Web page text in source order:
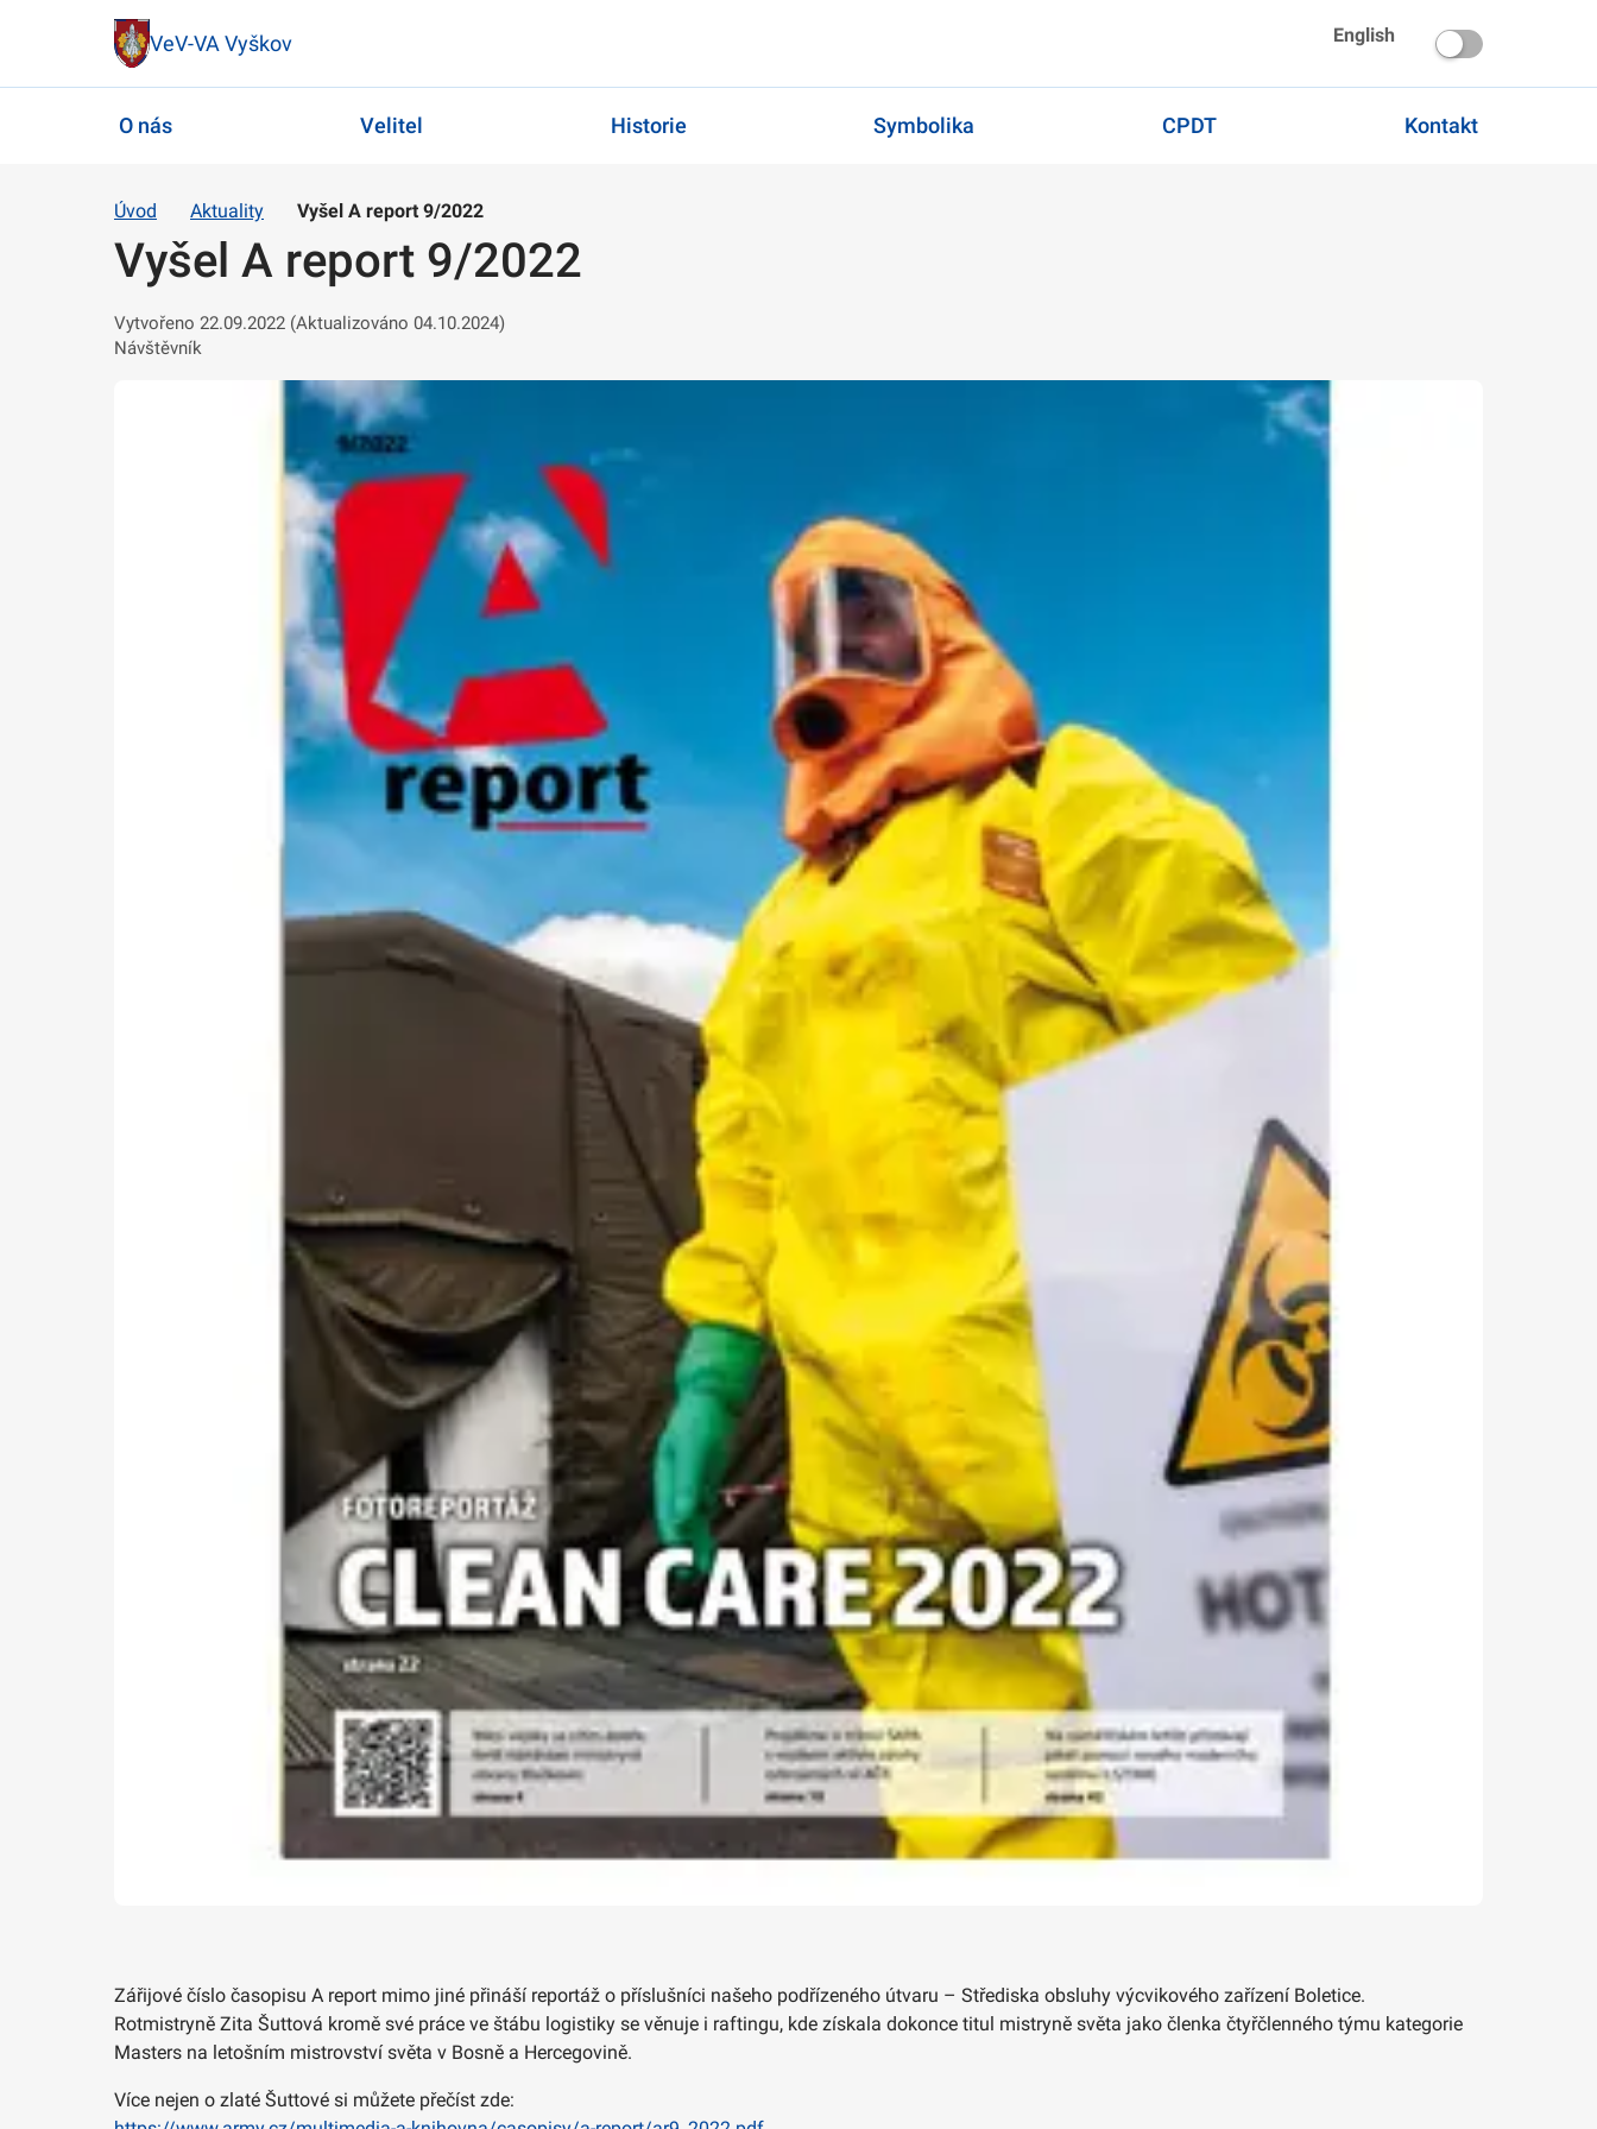
VeV-VA Vyškov English
O nás Velitel Historie Symbolika CPDT Kontakt
Úvod Aktuality Vyšel A report 9/2022
Vyšel A report 9/2022
Vytvořeno 22.09.2022 (Aktualizováno 04.10.2024)
Návštěvník
Zářijové číslo časopisu A report mimo jiné přináší reportáž o příslušníci našeho podřízeného útvaru – Střediska obsluhy výcvikového zařízení Boletice.
Rotmistryně Zita Šuttová kromě své práce ve štábu logistiky se věnuje i raftingu, kde získala dokonce titul mistryně světa jako členka čtyřčlenného týmu kategorie
Masters na letošním mistrovství světa v Bosně a Hercegovině.
Více nejen o zlaté Šuttové si můžete přečíst zde: